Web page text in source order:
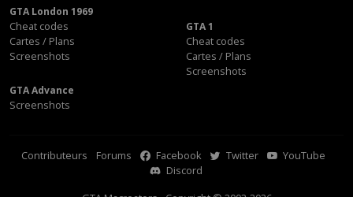
GTA London 1969
Cheat codes
Cartes / Plans
Screenshots
GTA 1
Cheat codes
Cartes / Plans
Screenshots
GTA Advance
Screenshots
Contributeurs Forums Facebook Twitter
YouTube
Discord